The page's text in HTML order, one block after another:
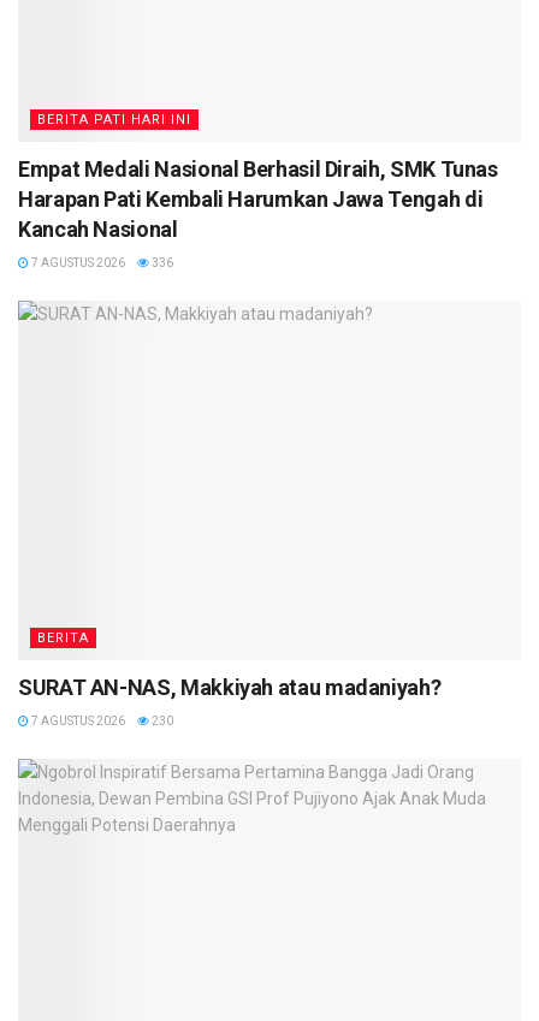
BERITA PATI HARI INI
Empat Medali Nasional Berhasil Diraih, SMK Tunas
Harapan Pati Kembali Harumkan Jawa Tengah di
Kancah Nasional
7 AGUSTUS 2026 336
BERITA
SURAT AN-NAS, Makkiyah atau madaniyah?
7 AGUSTUS 2026 230